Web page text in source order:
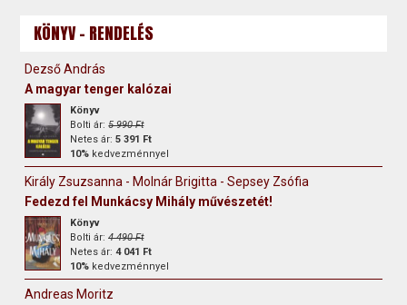
KÖNYV - RENDELÉS
Dezső András
A magyar tenger kalózai
Könyv
Bolti ár:5 990 Ft
Netes ár:5 391 Ft
10% kedvezménnyel
Király Zsuzsanna - Molnár Brigitta - Sepsey Zsófia
Fedezd fel Munkácsy Mihály művészetét!
Könyv
Bolti ár:4 490 Ft
Netes ár:4 041 Ft
10% kedvezménnyel
Andreas Moritz